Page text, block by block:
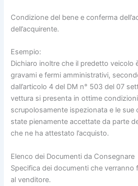
Condizione del bene e conferma
dell’acquirente.
Esempio:
Dichiaro inoltre che il predetto veicolo
gravami e fermi amministrativi,
dall’articolo 4 del DM n° 503 del 07
vettura si presenta in ottime
scrupolosamente ispezionata e le sue
state pienamente accettate da parte
che ne ha attestato l’acquisto.
Elenco dei Documenti da Consegnare
Specifica dei documenti che verranno
al venditore.